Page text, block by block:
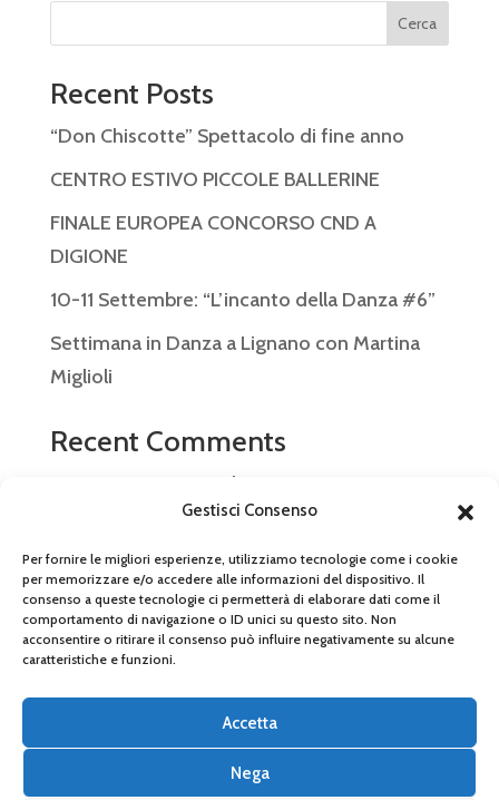
Gestisci Consenso
Per fornire le migliori esperienze, utilizziamo tecnologie come i cookie
per memorizzare e/o accedere alle informazioni del dispositivo. Il
consenso a queste tecnologie ci permetterà di elaborare dati come il
comportamento di navigazione o ID unici su questo sito. Non
acconsentire o ritirare il consenso può influire negativamente su alcune
caratteristiche e funzioni.
Accetta
Nega
Cerca
Recent Posts
“Don Chiscotte” Spettacolo di fine anno
CENTRO ESTIVO PICCOLE BALLERINE
FINALE EUROPEA CONCORSO CND A
DIGIONE
10-11 Settembre: “L’incanto della Danza #6”
Settimana in Danza a Lignano con Martina
Miglioli
Recent Comments
Nessun commento da mostrare.
© 2026 Arabesque Ballet Studio SSDRL P.IVA
03866540366 – Tel 059 472 0299 –
PRIVACY POLICY